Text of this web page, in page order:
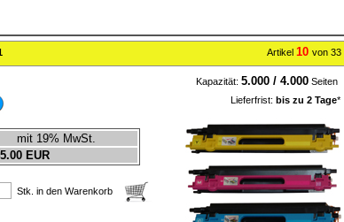
Artikel 10 von 33
Kapazität: 5.000 / 4.000 Seiten
Lieferfrist: bis zu 2 Tage*
mit 19% MwSt.
EUR
Stk. in den Warenkorb